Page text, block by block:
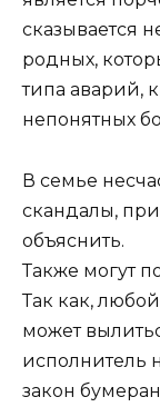
сказывается
родных,
типа аварий,
непонятных
В семье
скандалы,
объяснить.
Также могут
Так как,
может
исполнитель
закон